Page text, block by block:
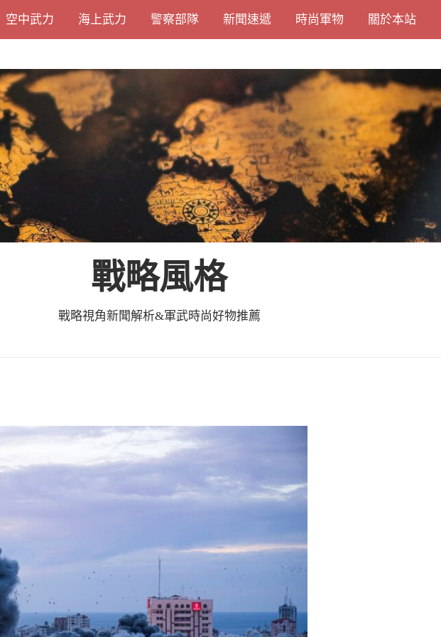
空中武力 海上武力 警察部隊 新聞速遞 時尚軍物 關於本站
戰略風格
戰略視角新聞解析&軍武時尚好物推薦